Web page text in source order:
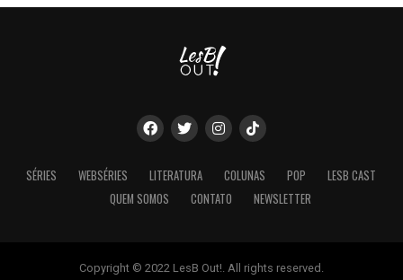
SÉRIES WEBSÉRIES LITERATURA COLUNAS POP
LESB CAST
QUEM SOMOS
CONTATO NEWSLETTER
Copyright © 2022 LesB Out!. All rights reserved.